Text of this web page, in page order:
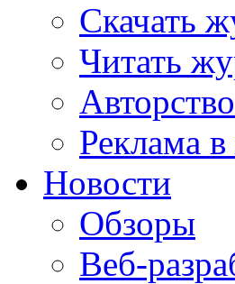
Скачать
Читать
Реклама
Новости
Обзоры
Веб-